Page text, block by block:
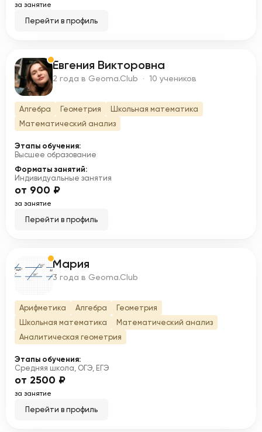
за занятие
Перейти в профиль
Е Евгения Викторовна
2 года в Geoma.Club · 10 учеников
Алгебра Геометрия
Школьная математика
Математический анализ
Этапы обучения:
Высшее образование
Форматы занятий:
Индивидуальные занятия
от 900 ₽
за занятие
Перейти в профиль
М Мария
3 года в Geoma.Club
Арифметика Алгебра
Геометрия
Школьная математика
Математический анализ
Аналитическая геометрия
Этапы обучения:
Средняя школа, ОГЭ, ЕГЭ
от 2500 ₽
за занятие
Перейти в профиль